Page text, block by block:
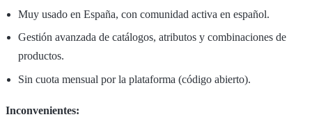
Muy usado en España, con comunidad activa en español.
Gestión avanzada de catálogos, atributos y combinaciones de
productos.
Sin cuota mensual por la plataforma (código abierto).
Inconvenientes: